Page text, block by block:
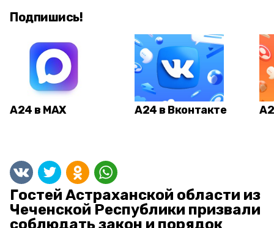
Подпишись!
А24 в MAX А24 в Вконтакте
Гостей Астраханской области из
Чеченской Республики призвали
соблюдать закон и порядок